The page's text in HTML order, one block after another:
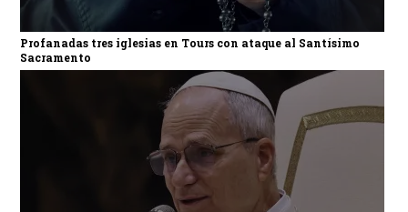
Profanadas tres iglesias en Tours con ataque al Santísimo
Sacramento